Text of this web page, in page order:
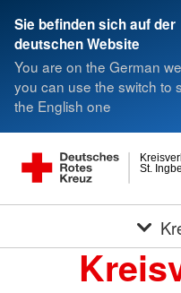
Sie befinden sich auf der
deutschen Website
You are on the German
you can use the switch to
the English one
St.